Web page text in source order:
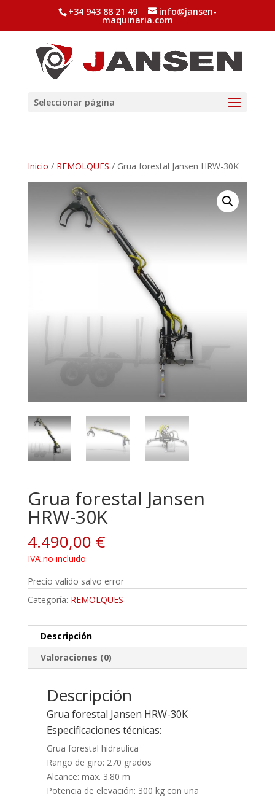
+34 943 88 21 49 info@jansen-
maquinaria.com
Seleccionar página
Inicio / REMOLQUES / Grua forestal Jansen HRW-30K
Grua forestal Jansen
HRW-30K
4.490,00 €
IVA no incluido
Precio valido salvo error
Categoría: REMOLQUES
Descripción
Valoraciones (0)
Descripción
Grua forestal Jansen HRW-30K
Especificaciones técnicas:
Grua forestal hidraulica
Rango de giro: 270 grados
Alcance: max. 3.80 m
Potencia de elevación: 300 kg con una